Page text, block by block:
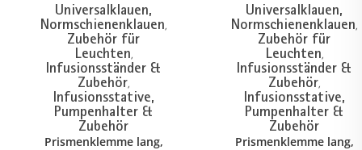
Universalklauen,
Normschienenklauen,
Zubehör für
Leuchten,
Infusionsständer &
Zubehör,
Infusionsstative,
Pumpenhalter &
Zubehör
Prismenklemme lang,
Universalklauen,
Normschienenklauen,
Zubehör für
Leuchten,
Infusionsständer &
Zubehör,
Infusionsstative,
Pumpenhalter &
Zubehör
Prismenklemme lang,